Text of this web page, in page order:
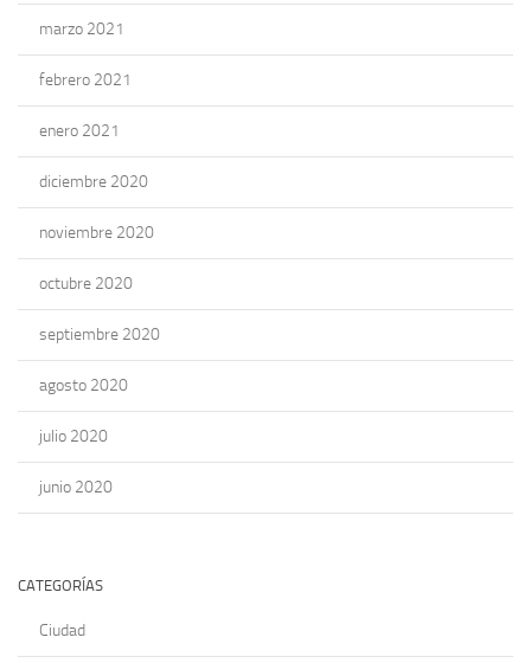
marzo 2021
febrero 2021
enero 2021
diciembre 2020
noviembre 2020
octubre 2020
septiembre 2020
agosto 2020
julio 2020
junio 2020
CATEGORÍAS
Ciudad